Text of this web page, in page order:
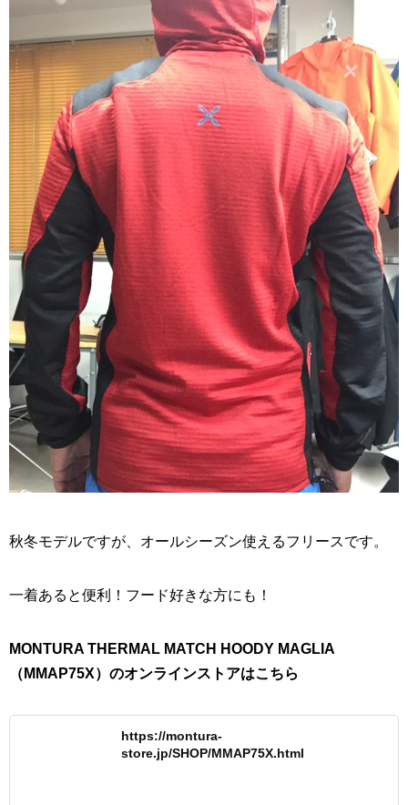
秋冬モデルですが、オールシーズン使えるフリースです。
一着あると便利！フード好きな方にも！
MONTURA THERMAL MATCH HOODY MAGLIA
（MMAP75X）のオンラインストアはこちら
https://montura-
store.jp/SHOP/MMAP75X.html